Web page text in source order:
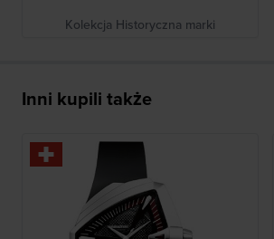
Kolekcja Historyczna marki
Inni kupili także